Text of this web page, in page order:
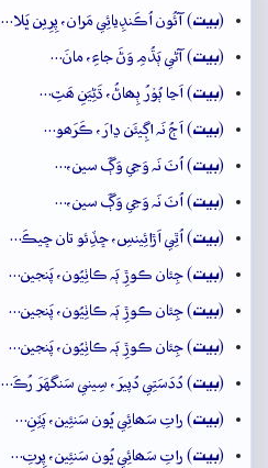
(بيت) آئُون اُڪَنڊِيائِي مَران، پِرِين ڀَلا…
(بيت) آڻي ٻَڌُمِ وَڻَ جاءِ، مانَ…
(بيت) اَڃا ٻُوۡرُ ٻِھاڻُ، ڌَڻِيَنِ ھَٿِ…
(بيت) اَڄُ نَہ اڳِيئَن ڍارَ، ڪَرَھو…
(بيت) اُٺَ نَہ وَڃي وَڳَ سين،…
(بيت) اُٺَ نَہ وَڃي وَڳَ سين،…
(بيت) اُٿِي اَڙائِينسِ، ڇڏِئو تان ڇيڪَ…
(بيت) جِئان ڪوڙِ ٻَہ ڪاٺِيُون، پَنجين…
(بيت) جِئان ڪوڙِ ٻَہ ڪاٺِيُون، پَنجين…
(بيت) جِئان ڪوڙِ ٻَہ ڪاٺِيُون، پَنجين…
(بيت) دُدَسَتِي دُپيرَ، سِيني سَنگهَرَ رُڪَ…
(بيت) راتِ سَھائِي ڀُون سَنئِين، پَٽِنِ…
(بيت) راتِ سَھائِي ڀُون سَنئِين، پِرتِ…